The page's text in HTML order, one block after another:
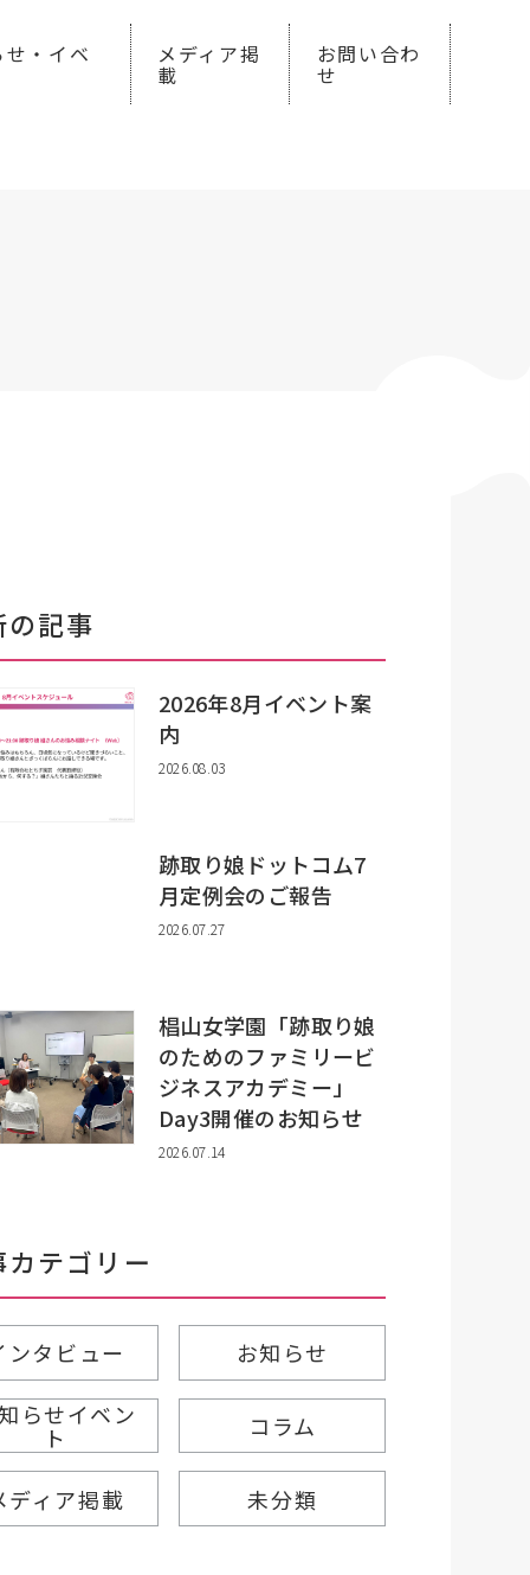
せ・イベ メディア掲
載
お問い合わ
せ
の記事
2026年8月イベント案
内
2026.08.03
跡取り娘ドットコム7
月定例会のご報告
2026.07.27
椙山女学園「跡取り娘
のためのファミリービ
ジネスアカデミー」
Day3開催のお知らせ
2026.07.14
カテゴリー
ンタビュー
お知らせ
らせイベン
ト コラム
ディア掲載 未分類